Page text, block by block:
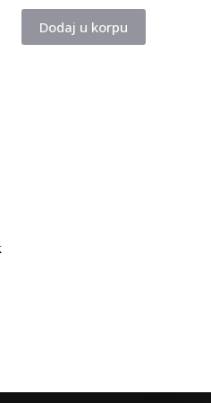
Dodaj u korpu